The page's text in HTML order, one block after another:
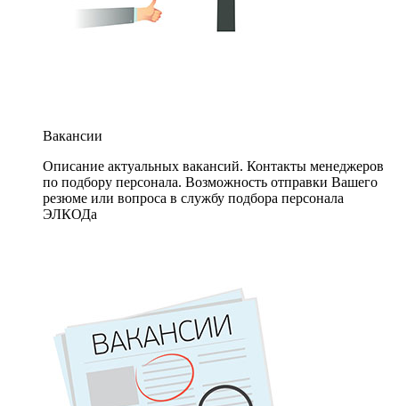
Вакансии
Описание актуальных вакансий. Контакты менеджеров
по подбору персонала. Возможность отправки Вашего
резюме или вопроса в службу подбора персонала
ЭЛКОДа